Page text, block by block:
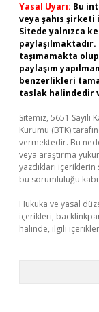
Yasal Uyarı: Bu
veya şahıs şirketi
Sitede yalnızca
taşımamakta
paylaşım
benzerlikleri
taslak halindedir
Sitemiz, 5651
Kurumu (BTK)
vermektedir. Bu
veya araştırma
yazdıkları
bu sorumluluğu
Hukuka ve yasal
içerikleri,
halinde, ilgili